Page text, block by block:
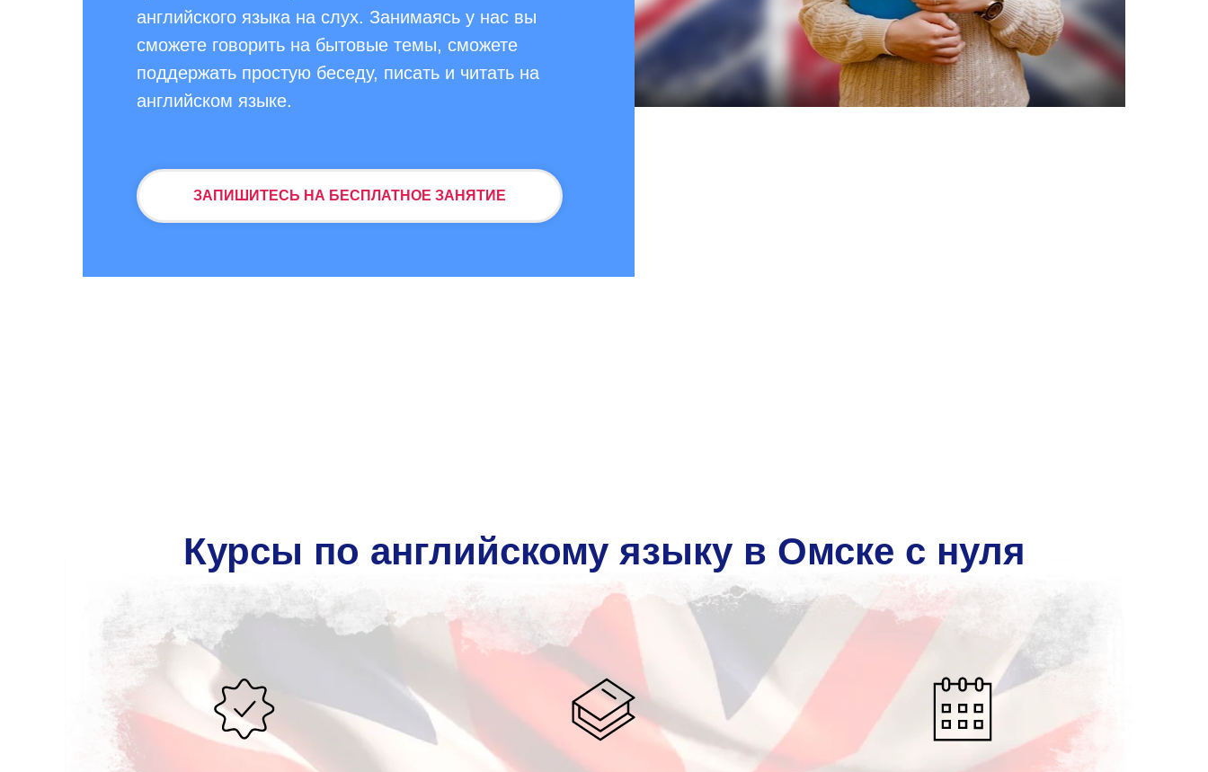
английского языка на слух. Занимаясь у нас вы
сможете говорить на бытовые темы, сможете
поддержать простую беседу, писать и читать на
английском языке.
ЗАПИШИТЕСЬ НА БЕСПЛАТНОЕ ЗАНЯТИЕ
Курсы по английскому языку в Омске с нуля